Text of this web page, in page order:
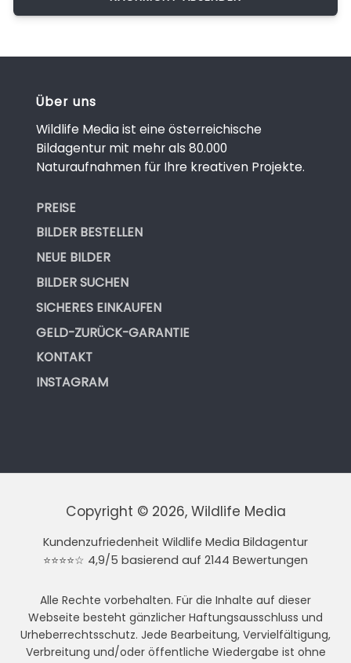
Über uns
Wildlife Media ist eine österreichische
Bildagentur mit mehr als 80.000
Naturaufnahmen für Ihre kreativen Projekte.
PREISE
BILDER BESTELLEN
NEUE BILDER
BILDER SUCHEN
SICHERES EINKAUFEN
GELD-ZURÜCK-GARANTIE
KONTAKT
INSTAGRAM
Copyright © 2026, Wildlife Media
Kundenzufriedenheit Wildlife Media Bildagentur
⭐⭐⭐⭐☆ 4,9/5 basierend auf 2144 Bewertungen
Alle Rechte vorbehalten. Für die Inhalte auf dieser
Webseite besteht gänzlicher Haftungsausschluss und
Urheberrechtsschutz. Jede Bearbeitung, Vervielfältigung,
Verbreitung und/oder öffentliche Wiedergabe ist ohne